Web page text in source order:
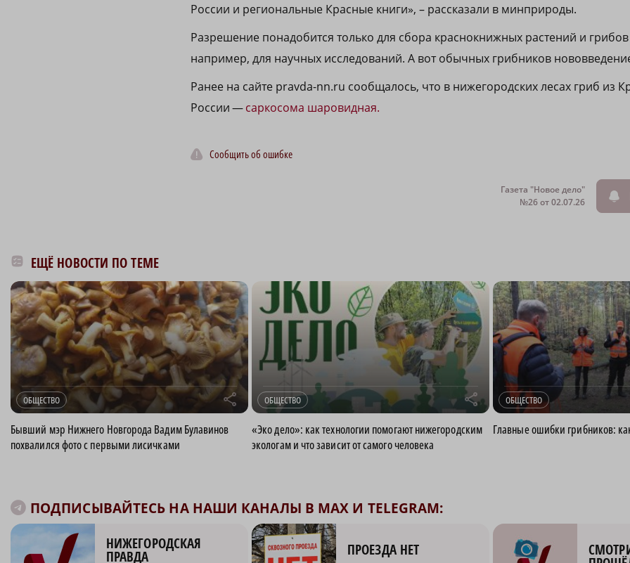
России и региональные Красные книги», – рассказали в минприроды.
Разрешение понадобится только для сбора красно­книжных растений и
например, для научных исследований. А вот обычных грибников
Ранее на сайте pravda-nn.ru сообщалось, что в нижегородских лесах гриб из
России —саркосома шаровидная.
Сообщить об ошибке
Газета "Новое дело"
№26 от 02.07.26
ЕЩЁ НОВОСТИ ПО ТЕМЕ
ОБЩЕСТВО r
Бывший мэр Нижнего Новгорода Вадим Булавинов
похвалился фото с первыми лисичками
ОБЩЕСТВО r
«Эко дело»: как технологии помогают нижегородским
экологам и что зависит от самого человека
ОБЩЕСТВО
Главные ошибки грибников:
ПОДПИСЫВАЙТЕСЬ НА НАШИ КАНАЛЫ В MAX И TELEGRAM:
НИЖЕГОРОДСКАЯ
ПРАВДА ПРОЕЗДА НЕТ